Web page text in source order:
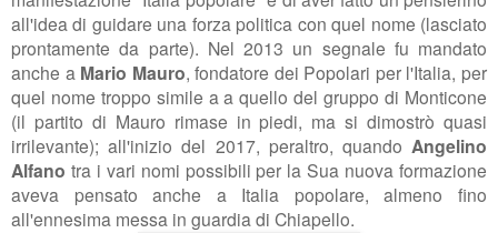
all'idea di guidare una forza politica con quel nome (lasciato
prontamente da parte). Nel 2013 un segnale fu mandato
anche a Mario Mauro, fondatore dei Popolari per l'Italia, per
quel nome troppo simile a a quello del gruppo di Monticone
(il partito di Mauro rimase in piedi, ma si dimostrò quasi
irrilevante); all'inizio del 2017, peraltro, quando Angelino
Alfano tra i vari nomi possibili per la Sua nuova formazione
aveva pensato anche a Italia popolare, almeno fino
all'ennesima messa in guardia di Chiapello.